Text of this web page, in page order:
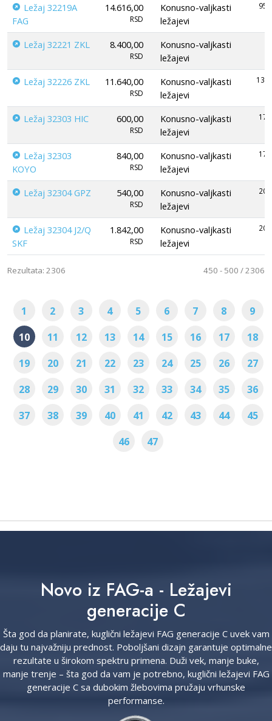
Ležaj 32219A
FAG
14.616,00
RSD
Konusno-valjkasti
ležajevi
95
Ležaj 32221 ZKL 8.400,00
RSD
Konusno-valjkasti
ležajevi
Ležaj 32226 ZKL
11.640,00
RSD
Konusno-valjkasti
ležajevi
130
Ležaj 32303 HIC 600,00
RSD
Konusno-valjkasti
ležajevi
17
Ležaj 32303
KOYO
840,00
RSD
Konusno-valjkasti
ležajevi
17
Ležaj 32304 GPZ 540,00
RSD
Konusno-valjkasti
ležajevi
20
Ležaj 32304 J2/Q
SKF
1.842,00
RSD
Konusno-valjkasti
ležajevi
20
Rezultata: 2306 450 - 500 / 2306
1 2 3 4 5 6 7 8
9
10
11 12 13 14 15 16 17
18
19
20 21 22 23 24 25 26
27
28
29 30 31 32 33 34 35
36
37
38 39 40 41 42 43 44
45
46
47
Novo iz FAG-a - Ležajevi
generacije C
Šta god da planirate, kuglični ležajevi FAG generacije C uvek vam
daju tu najvažniju prednost. Poboljšani dizajn garantuje optimalne
rezultate u širokom spektru primena. Duži vek, manje buke,
manje trenje – šta god da vam je potrebno, kuglični ležajevi FAG
generacije C sa dubokim žlebovima pružaju vrhunske
performanse.